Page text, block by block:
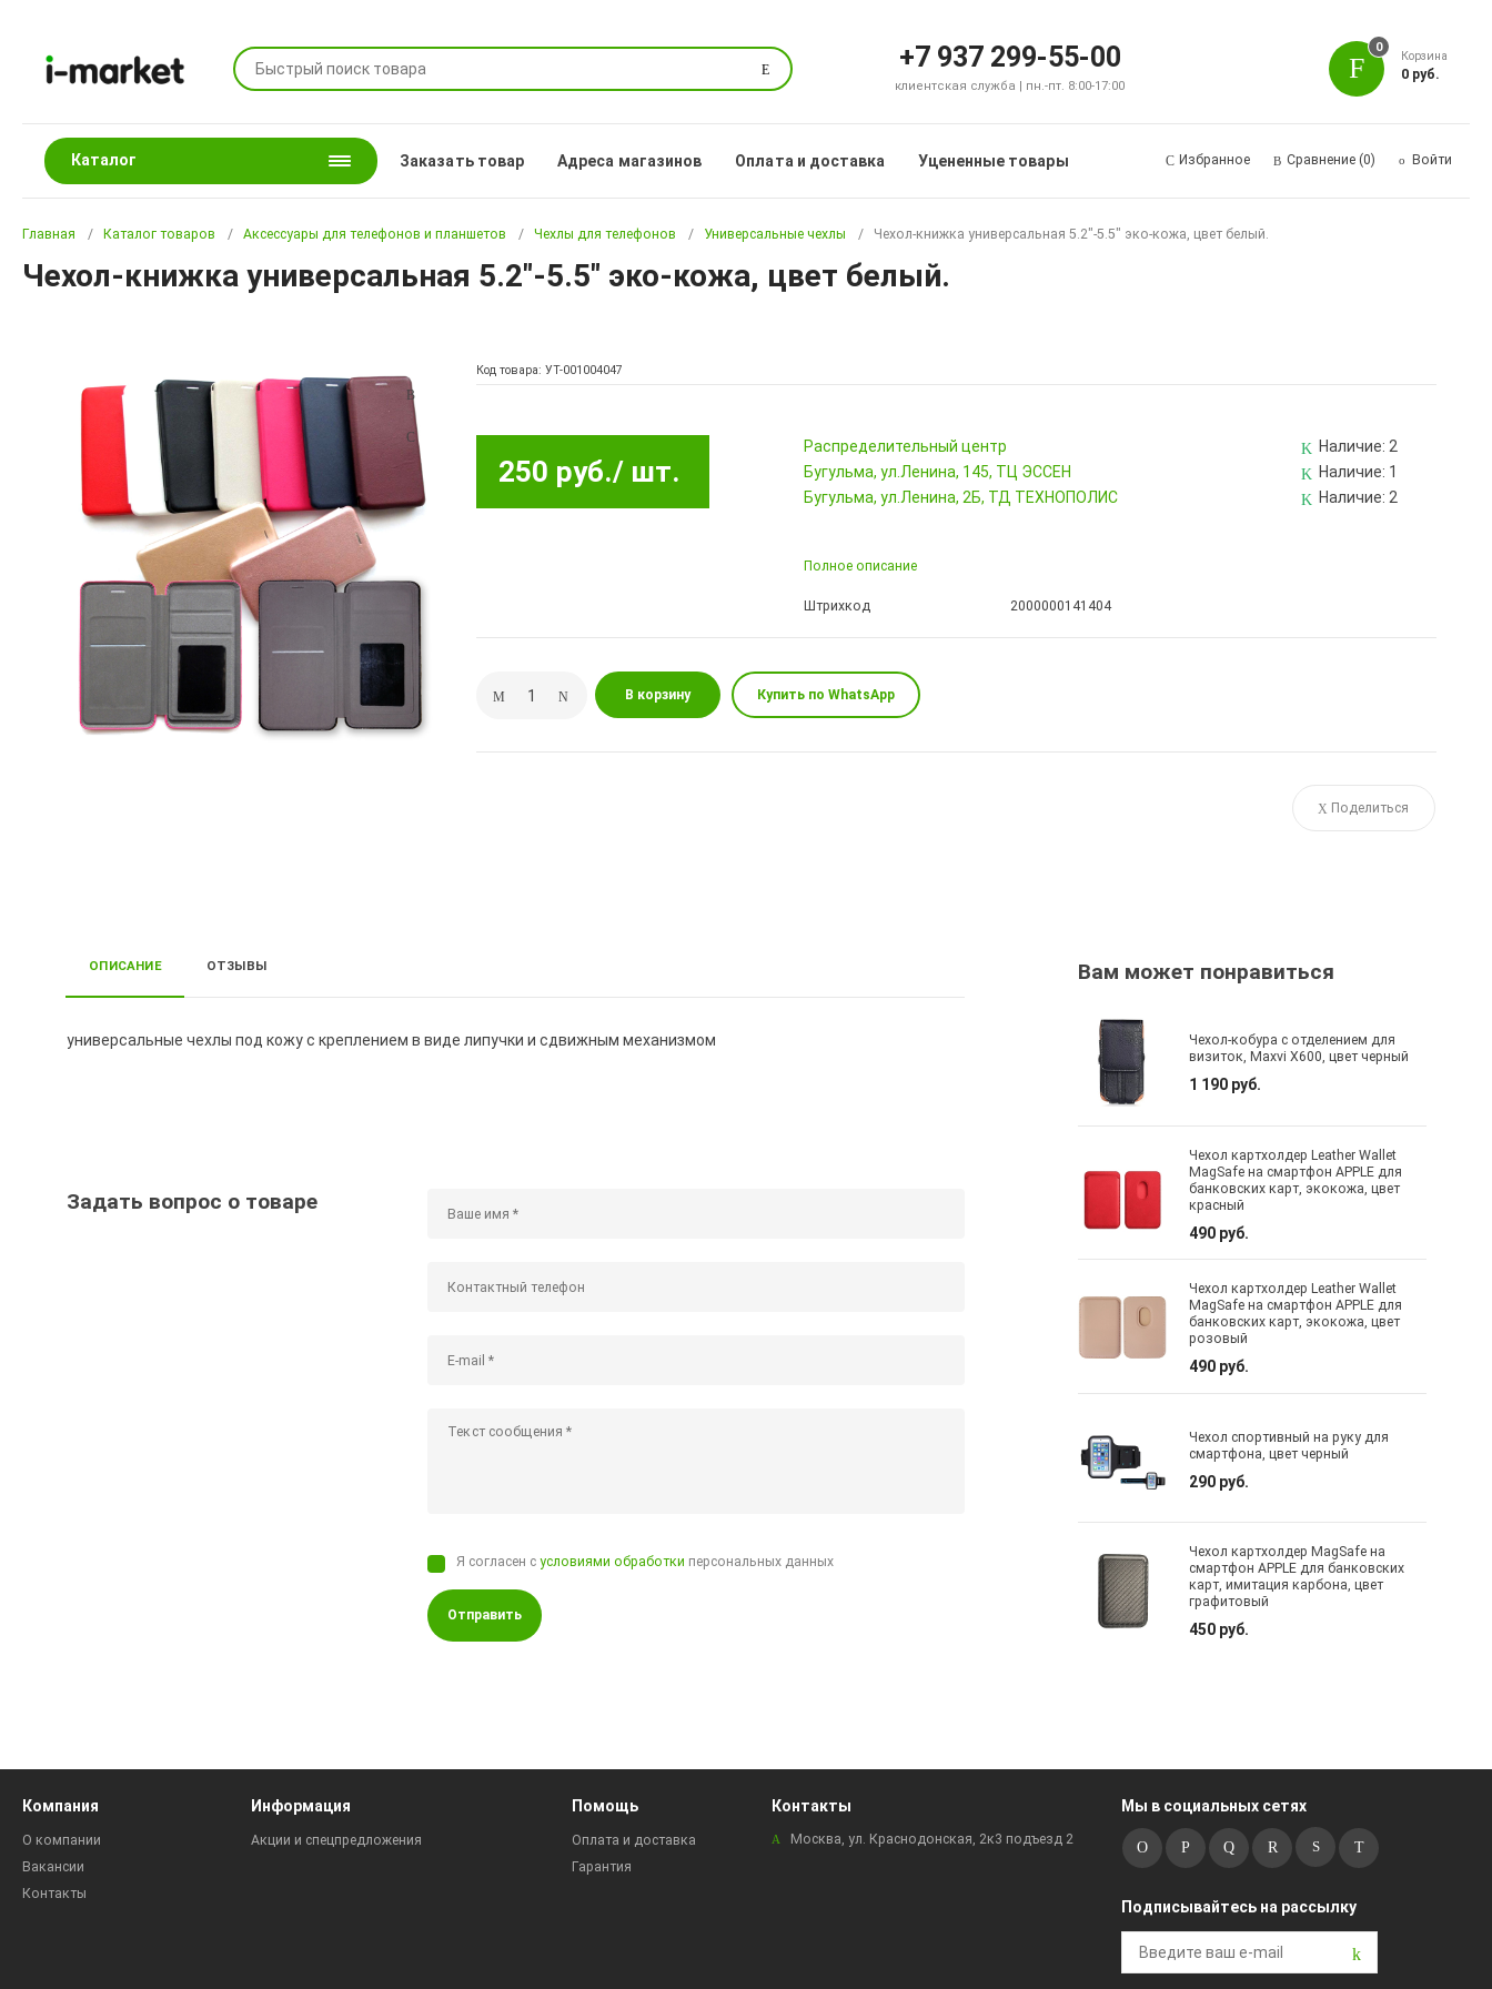
Поиск +7 937 299-55-00
клиентская служба | пн.-пт. 8:00-17:00
0
Корзина
0 руб.
Каталог Заказать товар Адреса магазинов Оплата и доставка Уцененные товары Избранное Сравнение (0) Войти
Главная Каталог товаров Аксессуары для телефонов и планшетов Чехлы для телефонов Универсальные чехлы Чехол-книжка универсальная 5.2"-5.5" эко-кожа, цвет белый.
Чехол-книжка универсальная 5.2"-5.5" эко-кожа, цвет белый.
Код товара: УТ-001004047
250 руб./ шт.
Pаспределительный центр Наличие: 2
Бугульма, ул.Ленина, 145, ТЦ ЭССЕН
Наличие: 1
Бугульма, ул.Ленина, 2Б, ТД ТЕХНОПОЛИС
Наличие: 2
Полное описание
Штрихкод 2000000141404
В корзину Купить по WhatsApp
Поделиться
ОПИСАНИЕ ОТЗЫВЫ
универсальные чехлы под кожу с креплением в виде липучки и сдвижным механизмом
Задать вопрос о товаре
Я согласен сусловиями обработки персональных данных
Отправить
Вам может понравиться
Чехол-кобура с отделением для
визиток, Maxvi X600, цвет черный
1 190 руб.
Чехол картхолдер Leather Wallet
MagSafe на смартфон APPLE для
банковских карт, экокожа, цвет
красный
490 руб.
Чехол картхолдер Leather Wallet
MagSafe на смартфон APPLE для
банковских карт, экокожа, цвет
розовый
490 руб.
Чехол спортивный на руку для
смартфона, цвет черный
290 руб.
Чехол картхолдер MagSafe на
смартфон APPLE для банковских
карт, имитация карбона, цвет
графитовый
450 руб.
Компания
О компании
Вакансии
Контакты
Информация
Акции и спецпредложения
Помощь
Оплата и доставка
Гарантия
Контакты
Москва, ул. Краснодонская, 2к3 подъезд 2
Мы в социальных сетях
Подписывайтесь на рассылку